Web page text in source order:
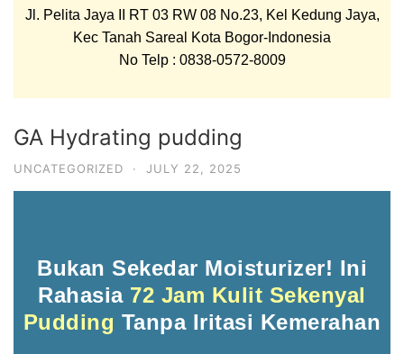
Jl. Pelita Jaya II RT 03 RW 08 No.23, Kel Kedung Jaya,
Kec Tanah Sareal Kota Bogor-Indonesia
No Telp : 0838-0572-8009
GA Hydrating pudding
UNCATEGORIZED · JULY 22, 2025
Bukan Sekedar Moisturizer! Ini
Rahasia 72 Jam Kulit Sekenyal
Pudding Tanpa Iritasi Kemerahan